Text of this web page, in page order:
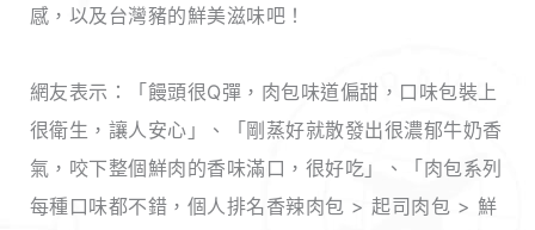
感，以及台灣豬的鮮美滋味吧！
網友表示：「饅頭很Q彈，肉包味道偏甜，口味包裝上
很衛生，讓人安心」、「剛蒸好就散發出很濃郁牛奶香
氣，咬下整個鮮肉的香味滿口，很好吃」、「肉包系列
每種口味都不錯，個人排名香辣肉包 > 起司肉包 > 鮮